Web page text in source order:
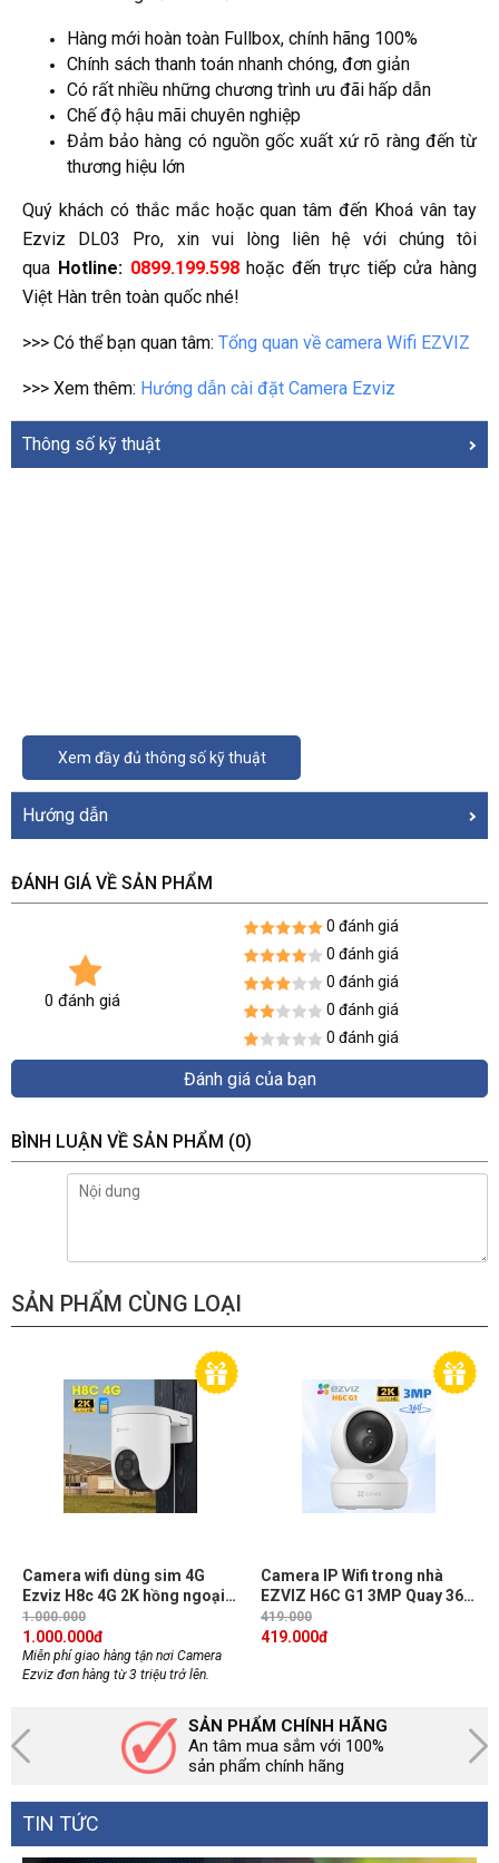
Hàng mới hoàn toàn Fullbox, chính hãng 100%
Chính sách thanh toán nhanh chóng, đơn giản
Có rất nhiều những chương trình ưu đãi hấp dẫn
Chế độ hậu mãi chuyên nghiệp
Đảm bảo hàng có nguồn gốc xuất xứ rõ ràng đến từ
thương hiệu lớn
Quý khách có thắc mắc hoặc quan tâm đến Khoá vân tay
Ezviz DL03 Pro, xin vui lòng liên hệ với chúng tôi
qua Hotline: 0899.199.598hoặc đến trực tiếp cửa hàng
Việt Hàn trên toàn quốc nhé!
>>> Có thể bạn quan tâm: Tổng quan về camera Wifi EZVIZ
>>> Xem thêm: Hướng dẫn cài đặt Camera Ezviz
Thông số kỹ thuật
Xem đầy đủ thông số kỹ thuật
Hướng dẫn
ĐÁNH GIÁ VỀ SẢN PHẨM
0 đánh giá
0 đánh giá
0 đánh giá
0 đánh giá
0 đánh giá
0 đánh giá
Đánh giá của bạn
BÌNH LUẬN VỀ SẢN PHẨM (0)
SẢN PHẨM CÙNG LOẠI
Camera wifi dùng sim 4G
Ezviz H8c 4G 2K hồng ngoại
30m, phát hiện chuyển động,
đàm thoại 2 chiều
1.000.000
1.000.000đ
Miễn phí giao hàng tận nơi Camera
Ezviz đơn hàng từ 3 triệu trở lên.
Camera IP Wifi trong nhà
EZVIZ H6C G1 3MP Quay 360
độ, IR 10m, Phát hiện chuyển
động
419.000
419.000đ
SẢN PHẨM CHÍNH HÃNG
An tâm mua sắm với 100%
sản phẩm chính hãng
TIN TỨC